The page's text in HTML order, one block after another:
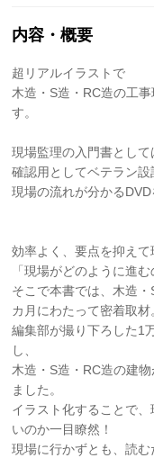
内容・概要
超リアルイラストで
木造・S造・RC造の工
す。
現場監理の入門書として
確認用としてベテラン設
現場の流れが分かる
効率よく、要点を抑えて
「現場がどのように進
そこで本書では、木造
カ月にわたって密着取材
編集部が撮り下ろした1
し、
木造・S造・RC造の建
ました。
イラスト化することで
いのか一目瞭然！
現場に行かずとも、読む